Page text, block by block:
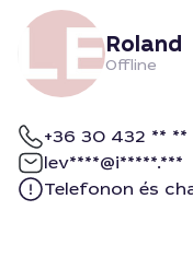
Roland
Offline
+36 30 432 ** **
lev****@i*****.***
Telefonon és